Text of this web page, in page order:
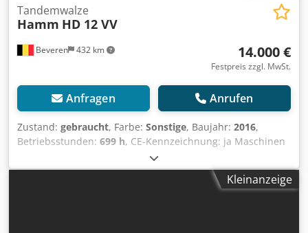
Beveren 432 km
Tandemwalze
Hamm HD 12 VV
14.000 €
Festpreis zzgl. MwSt.
Anfragen Anrufen
Zustand: gebraucht, Farbe: Sonstige, Baujahr: 2016,
Betriebsstunden: 699 h, CE-Kennzeichnung: ja Maschinen
zu verkaufen! Djdpfxer Hpu Uo Acpock Durchstöbern Sie
unsere Website für eine Vielzahl sofort verfügbarer
Maschinen. Wir verfügen über mehr Optionen als online
Kleinanzeige